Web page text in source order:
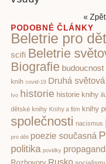
« Zpět
PODOBNÉ ČLÁNKY
Beletrie pro
scifi Beletrie
Biografie
knih covid-19 Druhá
Ivo historie historie knihy
dětské knihy Knihy a film knihy
společnosti nacismus
pro děti poezie současná
politika povidky